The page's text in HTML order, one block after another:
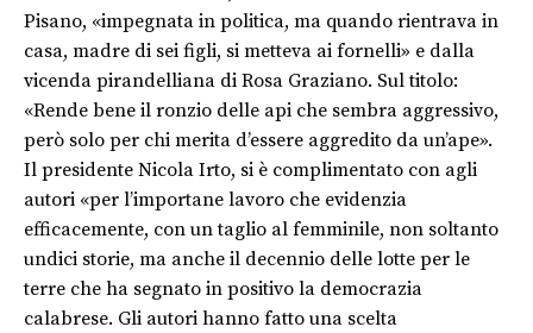
Pisano, «impegnata in politica, ma quando rientrava in
casa, madre di sei figli, si metteva ai fornelli» e dalla
vicenda pirandelliana di Rosa Graziano. Sul titolo:
«Rende bene il ronzio delle api che sembra aggressivo,
però solo per chi merita d’essere aggredito da un’ape».
Il presidente Nicola Irto, si è complimentato con agli
autori «per l’importane lavoro che evidenzia
efficacemente, con un taglio al femminile, non soltanto
undici storie, ma anche il decennio delle lotte per le
terre che ha segnato in positivo la democrazia
calabrese. Gli autori hanno fatto una scelta